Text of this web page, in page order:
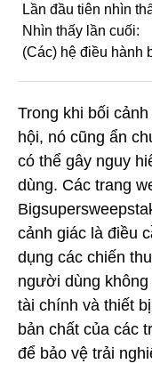
Lần đầu tiên nhìn
Nhìn thấy lần cuối:
(Các) hệ điều hành
Trong khi bối
hội, nó cũng ẩn
có thể gây nguy
dùng. Các trang
cảnh giác là điều
dụng các chiến
người dùng
tài chính và thiết
bản chất của các
để bảo vệ trải